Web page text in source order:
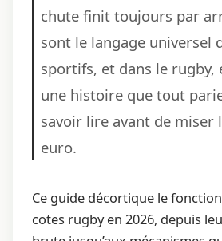
chute finit toujours par
sont le langage universel
sportifs, et dans le rugby,
une histoire que tout
savoir lire avant de miser
euro.
Ce guide décortique le
cotes rugby en 2026, depuis